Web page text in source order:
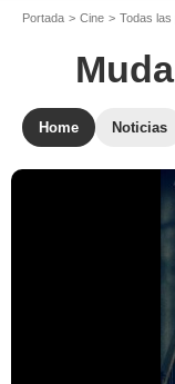
Portada Cine Todas las
Home Noticias